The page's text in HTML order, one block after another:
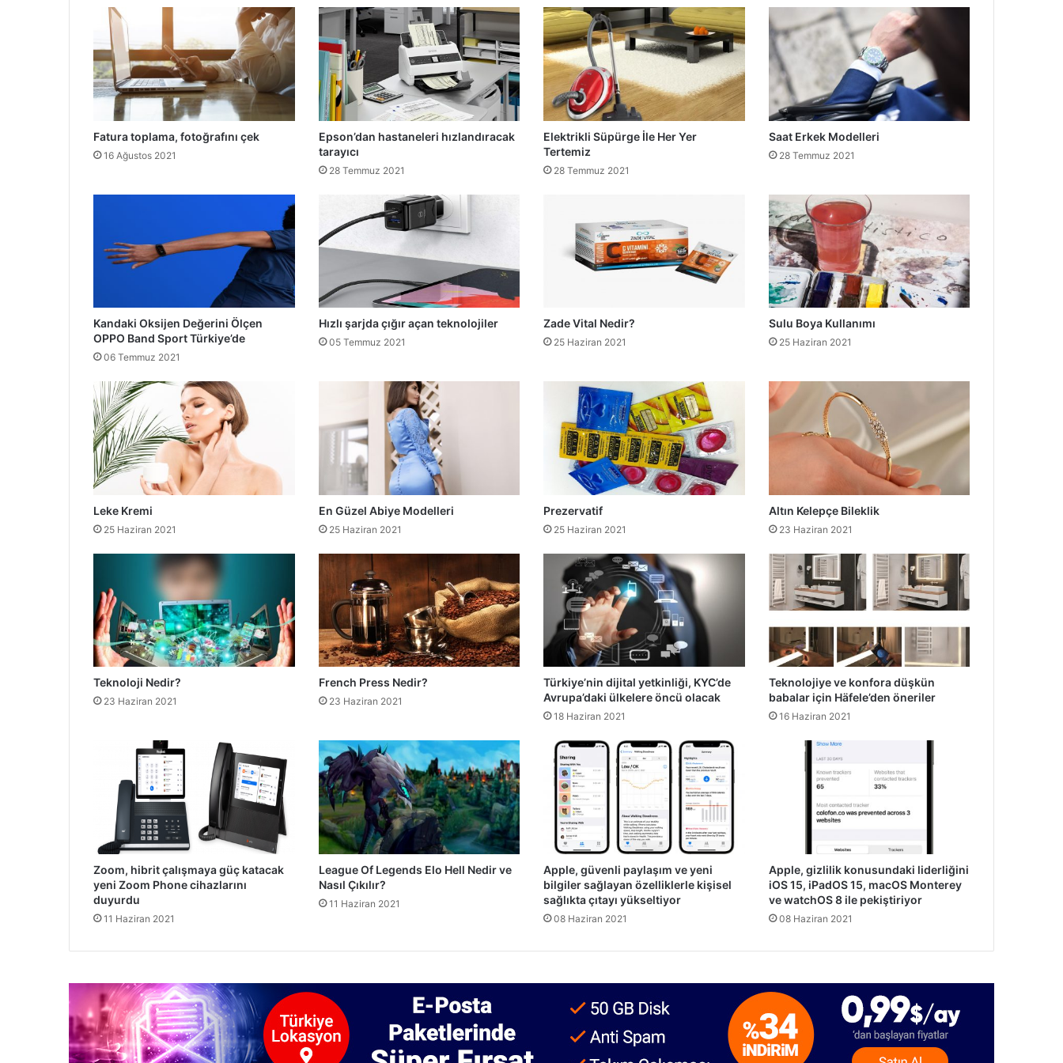
Fatura toplama, fotoğrafını çek
16 Ağustos 2021
Epson’dan hastaneleri hızlandıracak
tarayıcı
28 Temmuz 2021
Elektrikli Süpürge İle Her Yer
Tertemiz
28 Temmuz 2021
Saat Erkek Modelleri
28 Temmuz 2021
Kandaki Oksijen Değerini Ölçen
OPPO Band Sport Türkiye’de
06 Temmuz 2021
Hızlı şarjda çığır açan teknolojiler
05 Temmuz 2021
Zade Vital Nedir?
25 Haziran 2021
Sulu Boya Kullanımı
25 Haziran 2021
Leke Kremi
25 Haziran 2021
En Güzel Abiye Modelleri
25 Haziran 2021
Prezervatif
25 Haziran 2021
Altın Kelepçe Bileklik
23 Haziran 2021
Teknoloji Nedir?
23 Haziran 2021
French Press Nedir?
23 Haziran 2021
Türkiye’nin dijital yetkinliği, KYC’de
Avrupa’daki ülkelere öncü olacak
18 Haziran 2021
Teknolojiye ve konfora düşkün
babalar için Häfele’den öneriler
16 Haziran 2021
Zoom, hibrit çalışmaya güç katacak
yeni Zoom Phone cihazlarını
duyurdu
11 Haziran 2021
League Of Legends Elo Hell Nedir ve
Nasıl Çıkılır?
11 Haziran 2021
Apple, güvenli paylaşım ve yeni
bilgiler sağlayan özelliklerle kişisel
sağlıkta çıtayı yükseltiyor
08 Haziran 2021
Apple, gizlilik konusundaki liderliğini
iOS 15, iPadOS 15, macOS Monterey
ve watchOS 8 ile pekiştiriyor
08 Haziran 2021